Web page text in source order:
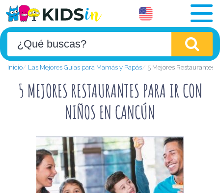
Inicio Las Mejores Guías para Mamás y Papás 5 Mejores Restaurantes
5 MEJORES RESTAURANTES PARA IR CON
NIÑOS EN CANCÚN